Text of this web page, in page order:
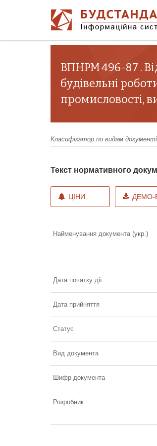
ВПНРМ 496-87 .
будівельні
промисловості,
Класифікатор по видам
Текст нормативного
ЦІНИ ДЕМО-
Найменування документа (укр.)
Дата початку дії
Дата прийняття
Статус
Вид документа
Шифр документа
Розробник